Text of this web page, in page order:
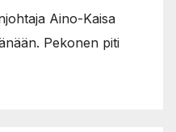
Aino-Kaisa
Pekonen piti